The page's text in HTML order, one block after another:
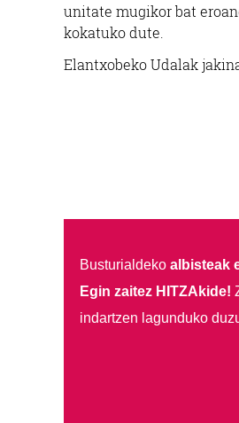
unitate mugikor bat
kokatuko dute.
Elantxobeko Udalak
Busturialdeko albisteak
Egin zaitez HITZAkide!
indartzen lagunduko